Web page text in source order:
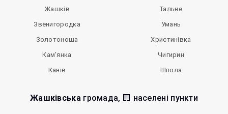
Жашків
Звенигородка
Золотоноша
Кам'янка
Канів
Тальне
Умань
Христинівка
Чигирин
Шпола
Жашківськагромада, 🏢 населені пункти